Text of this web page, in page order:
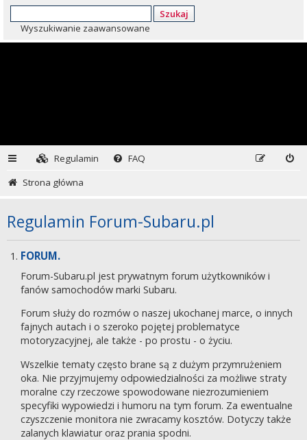
Szukaj
Wyszukiwanie zaawansowane
Regulamin
FAQ
Strona główna
Regulamin Forum-Subaru.pl
FORUM.
Forum-Subaru.pl jest prywatnym forum użytkowników i
fanów samochodów marki Subaru.
Forum służy do rozmów o naszej ukochanej marce, o innych
fajnych autach i o szeroko pojętej problematyce
motoryzacyjnej, ale także - po prostu - o życiu.
Wszelkie tematy często brane są z dużym przymrużeniem
oka. Nie przyjmujemy odpowiedzialności za możliwe straty
moralne czy rzeczowe spowodowane niezrozumieniem
specyfiki wypowiedzi i humoru na tym forum. Za ewentualne
czyszczenie monitora nie zwracamy kosztów. Dotyczy także
zalanych klawiatur oraz prania spodni.